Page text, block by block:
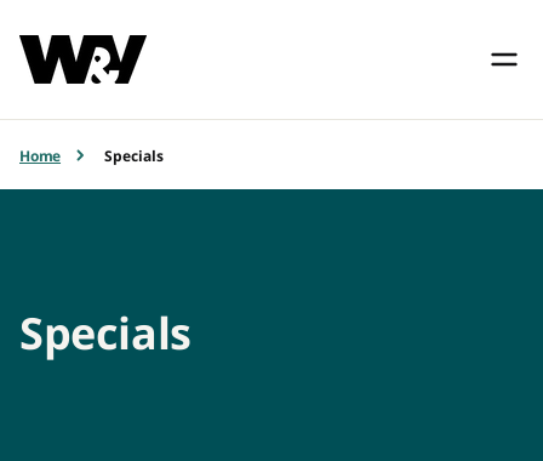
Home Specials
Specials